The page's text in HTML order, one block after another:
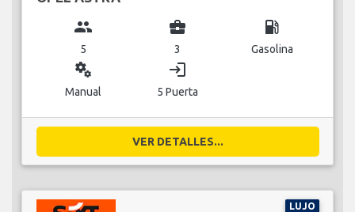
group
5
business_center
3
local_gas_station
Gasolina
miscellaneous_services
Manual
login
5 Puerta
VER DETALLES...
LUJO